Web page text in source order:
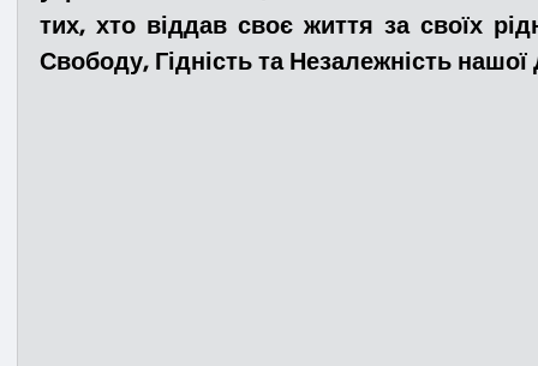
Медицина Новини ДТП
тих, хто віддав своє життя за своїх
Свободу, Гідність та Незалежність